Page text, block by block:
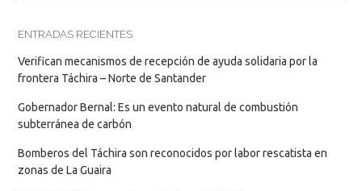
ENTRADAS RECIENTES
Verifican mecanismos de recepción de ayuda solidaria por la
frontera Táchira – Norte de Santander
Gobernador Bernal: Es un evento natural de combustión
subterránea de carbón
Bomberos del Táchira son reconocidos por labor rescatista en
zonas de La Guaira